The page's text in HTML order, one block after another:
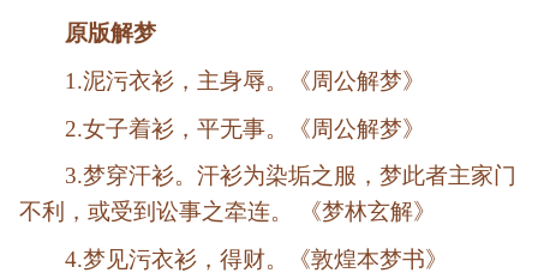
原版解梦
1.泥污衣衫，主身辱。《周公解梦》
2.女子着衫，平无事。《周公解梦》
3.梦穿汗衫。汗衫为染垢之服，梦此者主家门
不利，或受到讼事之牵连。 《梦林玄解》
4.梦见污衣衫，得财。《敦煌本梦书》